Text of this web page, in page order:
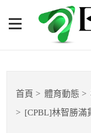
[CPBL]
石 味全
籃球
首頁 體育動態
[CPBL]林智勝